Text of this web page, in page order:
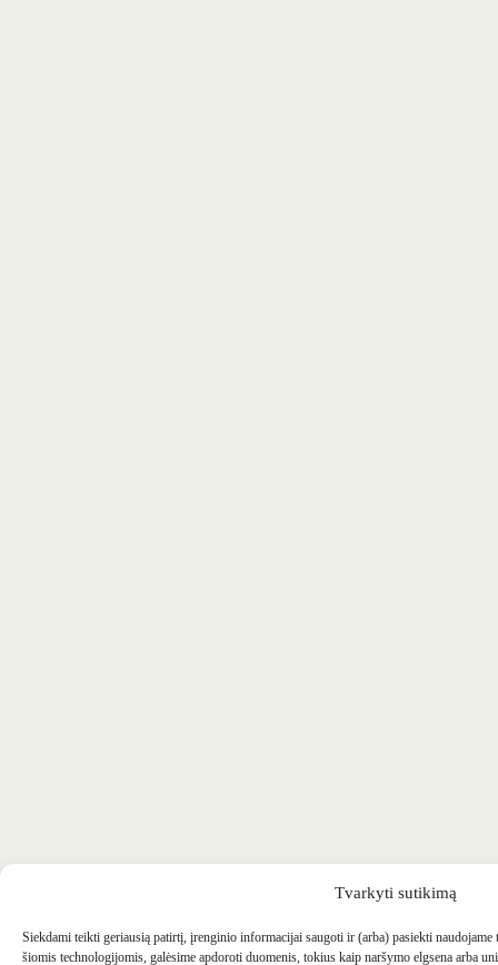
Tvarkyti sutikimą
Siekdami teikti geriausią patirtį, įrenginio informacijai saugoti ir (arba) pasiekti
šiomis technologijomis, galėsime apdoroti duomenis, tokius kaip naršymo elgsena arba